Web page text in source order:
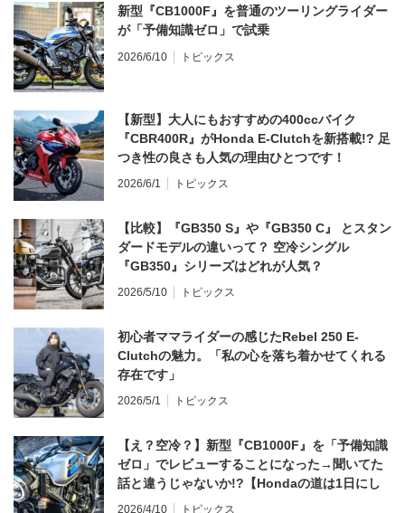
新型『CB1000F』を普通のツーリングライダー
が「予備知識ゼロ」で試乗
2026/6/10 トピックス
【新型】大人にもおすすめの400ccバイク
『CBR400R』がHonda E-Clutchを新搭載!? 足
つき性の良さも人気の理由ひとつです！
2026/6/1 トピックス
【比較】『GB350 S』や『GB350 C』 とスタン
ダードモデルの違いって？ 空冷シングル
『GB350』シリーズはどれが人気？
2026/5/10 トピックス
初心者ママライダーの感じたRebel 250 E-
Clutchの魅力。「私の心を落ち着かせてくれる
存在です」
2026/5/1 トピックス
【え？空冷？】新型『CB1000F』を「予備知識
ゼロ」でレビューすることになった→聞いてた
話と違うじゃないか!?【Hondaの道は1日にし
てならず／CB1000F ①第一印象 編】
2026/4/10 トピックス